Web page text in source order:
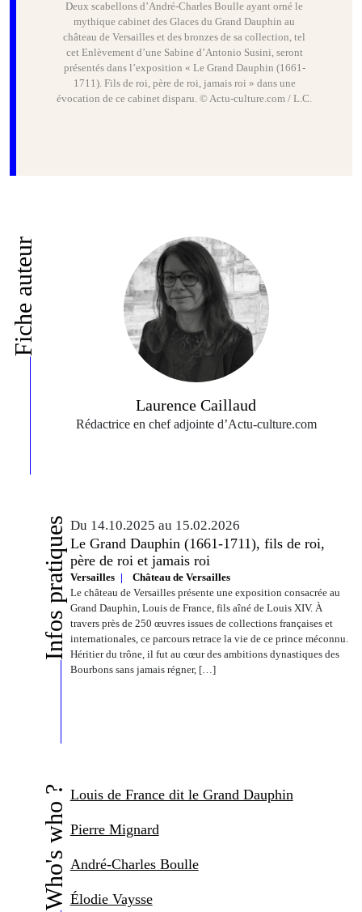
Deux scabellons d’André-Charles Boulle ayant orné le
mythique cabinet des Glaces du Grand Dauphin au
château de Versailles et des bronzes de sa collection, tel
cet Enlèvement d’une Sabine d’Antonio Susini, seront
présentés dans l’exposition « Le Grand Dauphin (1661-
1711). Fils de roi, père de roi, jamais roi » dans une
évocation de ce cabinet disparu. © Actu-culture.com / L.C.
Fiche auteur
Laurence Caillaud
Rédactrice en chef adjointe d’Actu‑culture.com
Infos pratiques Du 14.10.2025 au 15.02.2026
Le Grand Dauphin (1661-1711), fils de roi,
père de roi et jamais roi
Versailles
Château de Versailles
Le château de Versailles présente une exposition consacrée au
Grand Dauphin, Louis de France, fils aîné de Louis XIV. À
travers près de 250 œuvres issues de collections françaises et
internationales, ce parcours retrace la vie de ce prince méconnu.
Héritier du trône, il fut au cœur des ambitions dynastiques des
Bourbons sans jamais régner, […]
Who's who ? Louis de France dit le Grand Dauphin
Pierre Mignard
André-Charles Boulle
Élodie Vaysse